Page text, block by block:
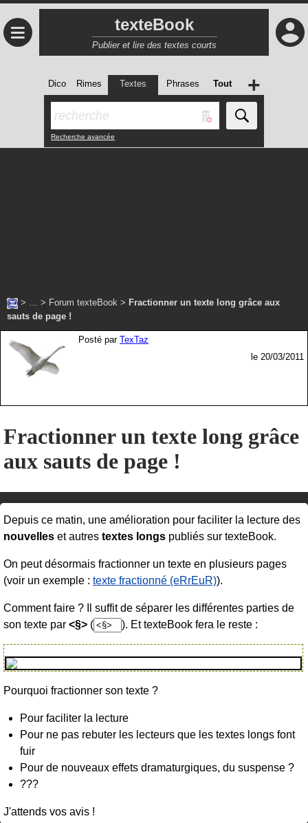
≡ texteBook
Publier et lire des textes courts
Dico Rimes Textes Phrases Tout
Recherche avancée
+
> … > Forum texteBook > Fractionner un texte long grâce aux
sauts de page !
Posté par TexTaz
le 20/03/2011
Fractionner un texte long grâce
aux sauts de page !
Depuis ce matin, une amélioration pour faciliter la lecture des
nouvelles et autres textes longs publiés sur texteBook.
On peut désormais fractionner un texte en plusieurs pages
(voir un exemple : texte fractionné (eRrEuR)).
Comment faire ? Il suffit de séparer les différentes parties de
son texte par <§> ( ). Et texteBook fera le reste :
Pourquoi fractionner son texte ?
Pour faciliter la lecture
Pour ne pas rebuter les lecteurs que les textes longs font
fuir
Pour de nouveaux effets dramaturgiques, du suspense ?
???
J'attends vos avis !